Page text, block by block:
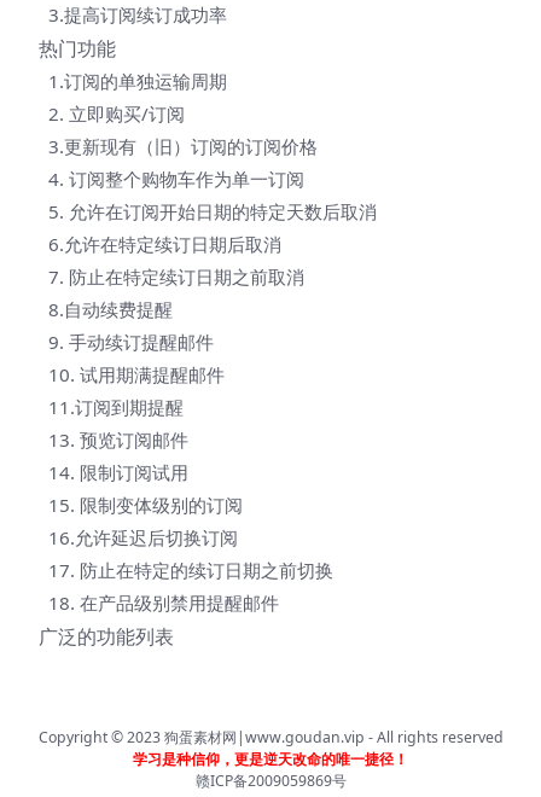
3.提高订阅续订成功率
热门功能
1.订阅的单独运输周期
2. 立即购买/订阅
3.更新现有（旧）订阅的订阅价格
4. 订阅整个购物车作为单一订阅
5. 允许在订阅开始日期的特定天数后取消
6.允许在特定续订日期后取消
7. 防止在特定续订日期之前取消
8.自动续费提醒
9. 手动续订提醒邮件
10. 试用期满提醒邮件
11.订阅到期提醒
13. 预览订阅邮件
14. 限制订阅试用
15. 限制变体级别的订阅
16.允许延迟后切换订阅
17. 防止在特定的续订日期之前切换
18. 在产品级别禁用提醒邮件
广泛的功能列表
Copyright © 2023狗蛋素材网|www.goudan.vip - All rights reserved
学习是种信仰，更是逆天改命的唯一捷径！
赣ICP备2009059869号